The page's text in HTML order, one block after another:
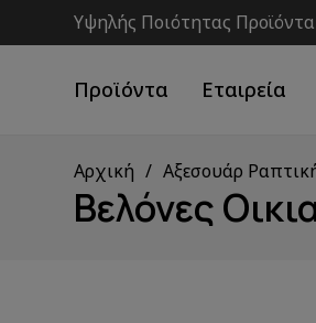
Υψηλής Ποιότητας Προϊόντα
Προϊόντα Εταιρεία
Αρχική Αξεσουάρ
Βελόνες